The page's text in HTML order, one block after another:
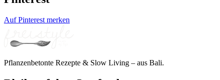
Auf Pinterest merken
Pflanzenbetonte Rezepte & Slow Living – aus Bali.